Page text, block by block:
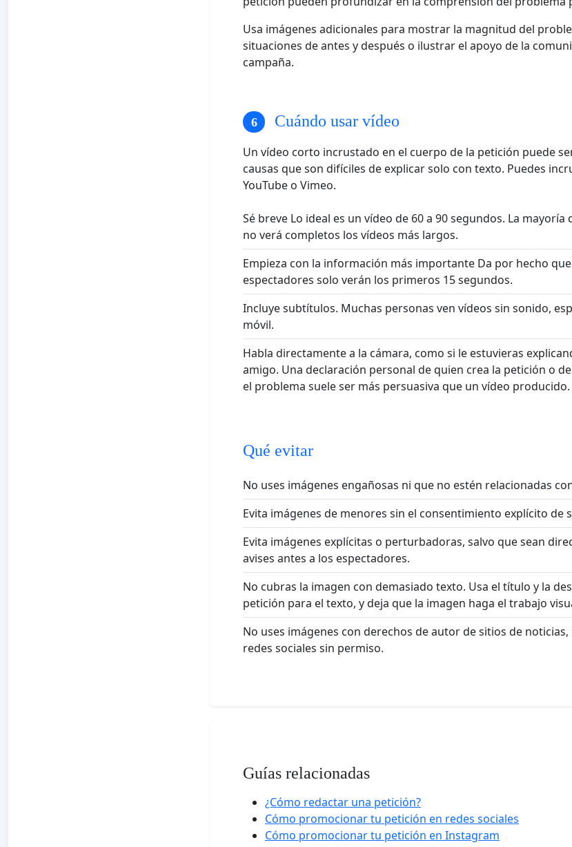
Usa imágenes adicionales para mostrar la magnitud del
situaciones de antes y después o ilustrar el apoyo de la
campaña.
Cuándo usar vídeo
Un vídeo corto incrustado en el cuerpo de la petición puede
causas que son difíciles de explicar solo con texto. Puedes
YouTube o Vimeo.
Sé breve Lo ideal es un vídeo de 60 a 90 segundos. La mayoría
no verá completos los vídeos más largos.
Empieza con la información más importante Da por hecho
espectadores solo verán los primeros 15 segundos.
Incluye subtítulos. Muchas personas ven vídeos sin sonido,
móvil.
Habla directamente a la cámara, como si le estuvieras
amigo. Una declaración personal de quien crea la petición o
el problema suele ser más persuasiva que un vídeo producido.
Qué evitar
No uses imágenes engañosas ni que no estén relacionadas
Evita imágenes de menores sin el consentimiento explícito de
Evita imágenes explícitas o perturbadoras, salvo que sean
avises antes a los espectadores.
No cubras la imagen con demasiado texto. Usa el título y la
petición para el texto, y deja que la imagen haga el trabajo
No uses imágenes con derechos de autor de sitios de
redes sociales sin permiso.
Guías relacionadas
¿Cómo redactar una petición?
Cómo promocionar tu petición en redes sociales
Cómo promocionar tu petición en Instagram